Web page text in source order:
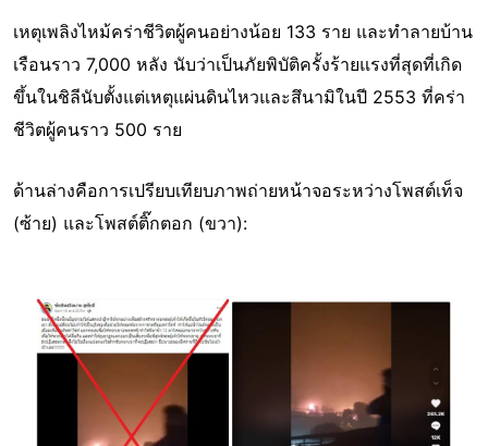
เหตุเพลิงไหม้คร่าชีวิตผู้คนอย่างน้อย 133 ราย และทำลายบ้าน
เรือนราว 7,000 หลัง นับว่าเป็นภัยพิบัติครั้งร้ายแรงที่สุดที่เกิด
ขึ้นในชิลีนับตั้งแต่เหตุแผ่นดินไหวและสึนามิในปี 2553 ที่คร่า
ชีวิตผู้คนราว 500 ราย
ด้านล่างคือการเปรียบเทียบภาพถ่ายหน้าจอระหว่างโพสต์เท็จ
(ซ้าย) และโพสต์ติ๊กตอก (ขวา):
Image